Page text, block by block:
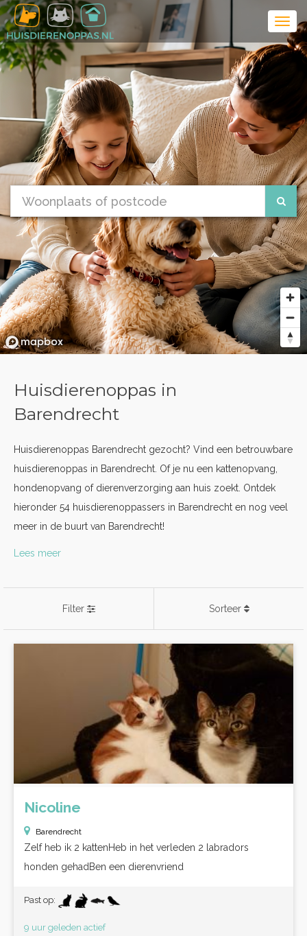
Huisdierenoppas in
Barendrecht
Huisdierenoppas Barendrecht gezocht? Vind een betrouwbare
huisdierenoppas in Barendrecht. Of je nu een kattenopvang,
hondenopvang of dierenverzorging aan huis zoekt. Ontdek
hieronder 54 huisdierenoppassers in Barendrecht en nog veel
meer in de buurt van Barendrecht!
Lees meer
Filter Sorteer
Nicoline
Barendrecht
Zelf heb ik 2 kattenHeb in het verleden 2 labradors
honden gehadBen een dierenvriend
Past op:
9 uur geleden actief